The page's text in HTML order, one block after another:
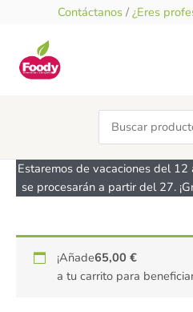
contenido
Contáctanos / ¿Eres
Search
for:
Estaremos de vacaciones del
se procesarán a partir del 27.
¡Añade65,00€
a tu carrito para
Rejilla
enfriadora
rectangular